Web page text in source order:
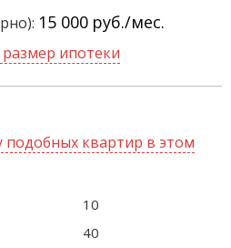
15 000 руб./мес.
ипотеки
подобных квартир в этом
10
40